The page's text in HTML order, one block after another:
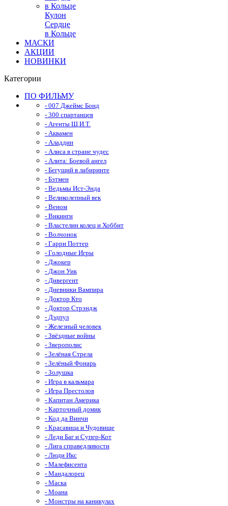
Кулон
Сердце
в Кольце
МАСКИ
АКЦИИ
НОВИНКИ
Категории
ПО ФИЛЬМУ
- 007 Джеймс Бонд
- 300 спартанцев
- Агенты Щ.И.Т.
- Аквамен
- Аладдин
- Алиса в стране чудес
- Алита: Боевой ангел
- Бегущий в лабиринте
- Бэтмен
- Ведьмы Ист-Энда
- Великолепный век
- Веном
- Викинги
- Властелин колец и Хоббит
- Волчонок
- Гарри Поттер
- Голодные Игры
- Джокер
- Джон Уик
- Дивергент
- Дневники Вампира
- Доктор Кто
- Доктор Стрэндж
- Дэдпул
- Железный человек
- Звёздные войны
- Зверополис
- Зелёная Стрела
- Зелёный Фонарь
- Золушка
- Игра в кальмара
- Игра Престолов
- Капитан Америка
- Карточный домик
- Код да Винчи
- Красавица и Чудовище
- Леди Баг и Супер-Кот
- Лига справедливости
- Люди Икс
- Малефисента
- Мандалорец
- Маска
- Моана
- Монстры на каникулах